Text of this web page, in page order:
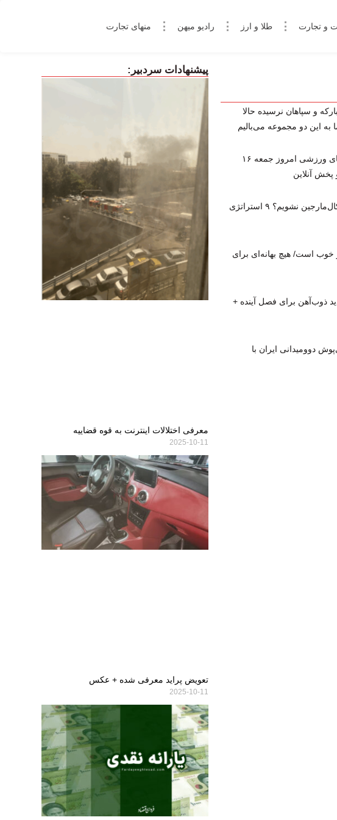
و تجارت طلا و ارز رادیو میهن منهای تجارت
و سپاهان نرسیده حالا
به این دو مجموعه می‌بالیم
پخش زنده برنامه‌های ورزشی امروز جمعه ۱۶
پخش آنلاین
چگونه در فارکس کال‌مارجین نشویم؟ ۹ استراتژی
خوب است/ هیچ بهانه‌ای برای
ذوب‌آهن برای فصل آینده +
دوومیدانی ایران با
پیشنهادات سردبیر:
معرفی اختلالات اینترنت به قوه قضاییه
2025-10-11
تعویض پراید معرفی شده + عکس
2025-10-11